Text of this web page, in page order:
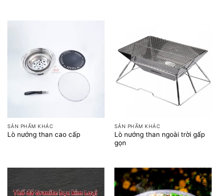
SẢN PHẨM KHÁC
Lò nướng than cao cấp
SẢN PHẨM KHÁC
Lò nướng than ngoài trời gấp
gọn